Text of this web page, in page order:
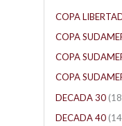
COPA
COPA
COPA
COPA
DECADA 30
DECADA 40